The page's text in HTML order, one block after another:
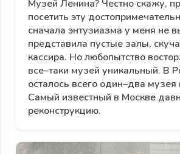
Музей Ленина? Честно скажу,
посетить эту
сначала энтузиазма у меня не
представила пустые залы,
кассира. Но любопытство
все–таки музей уникальный. В
осталось всего один–два
Самый известный в Москве
реконструкцию.